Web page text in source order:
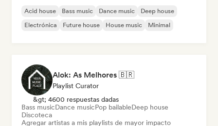
Acid house Bass music Dance music
Deep house
Electrónica
Future house House music Minimal
Alok: As Melhores 🇧🇷
Playlist Curator
&gt; 4600 respuestas dadas
Bass musicDance musicPop bailableDeep house
Discoteca
Agregar artistas a mis playlists de mayor impacto